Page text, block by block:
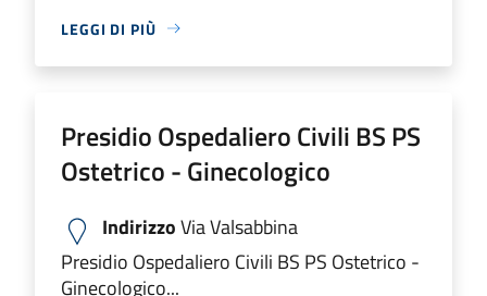
LEGGI DI PIÙ
Presidio Ospedaliero Civili BS PS
Ostetrico - Ginecologico
IndirizzoVia Valsabbina
Presidio Ospedaliero Civili BS PS Ostetrico -
Ginecologico...